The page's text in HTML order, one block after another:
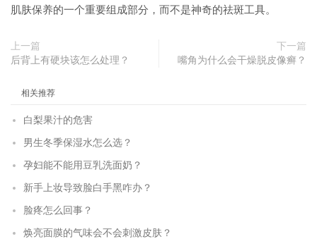
肌肤保养的一个重要组成部分，而不是神奇的祛斑工具。
上一篇
后背上有硬块该怎么处理？
下一篇
嘴角为什么会干燥脱皮像癣？
相关推荐
白梨果汁的危害
男生冬季保湿水怎么选？
孕妇能不能用豆乳洗面奶？
新手上妆导致脸白手黑咋办？
脸疼怎么回事？
焕亮面膜的气味会不会刺激皮肤？